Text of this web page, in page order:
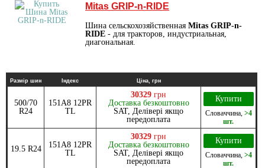
Mitas GRIP-n-RIDE
Шина сельскохозяйственная Mitas GRIP-n-
RIDE - для тракторов, индустриальная,
диагональная.
Размір шин Індекс Ціна, грн
500/70
R24
151A8 12PR
TL
30329 грн
Доставка безкоштовно
SAT, Делівері якщо
передоплата
Купити
Словаччина, >4
шт.
19.5 R24
151A8 12PR
TL
30329 грн
Доставка безкоштовно
SAT, Делівері якщо
передоплата
Купити
Словаччина, >4
шт.